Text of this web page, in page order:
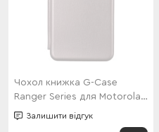
Чохол книжка G-Case
Ranger Series для Motorola
G24 / G04 / E14 Grey
Залишити відгук